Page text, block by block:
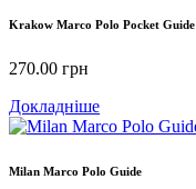
Krakow Marco Polo Pocket Guide
270.00 грн
Докладніше
Milan Marco Polo Guide